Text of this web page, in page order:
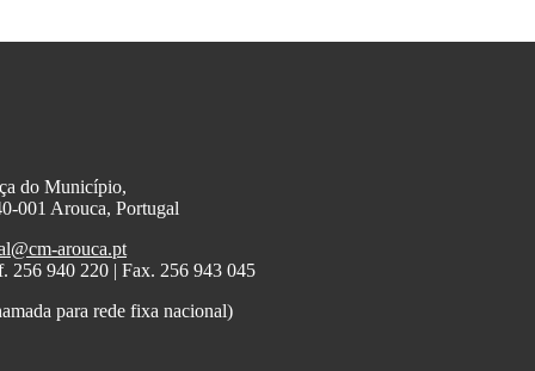
do Município,
001 Arouca, Portugal
arouca.pt
256 940 220 | Fax. 256 943 045
para rede fixa nacional)